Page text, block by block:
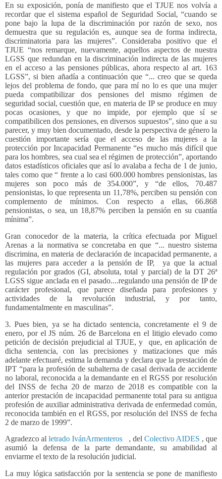
En su exposición, ponía de manifiesto que el TJUE nos volvía a
recordar que el sistema español de Seguridad Social, “cuando se
pone bajo la lupa de la discriminación por razón de sexo, nos
demuestra que su regulación es, aunque sea de forma indirecta,
discriminatoria para las mujeres”. Consideraba positivo que el
TJUE “nos remarque, nuevamente, aquellos aspectos de nuestra
LGSS que redundan en la discriminación indirecta de las mujeres
en el acceso a las pensiones públicas, ahora respecto al art. 163
LGSS”, si bien añadía a continuación que “... creo que se queda
lejos del problema de fondo, que para mí no lo es que una mujer
pueda compatibilizar dos pensiones del mismo régimen de
seguridad social, cuestión que, en materia de IP se produce en muy
pocas ocasiones, y que no impide, por ejemplo que sí se
compatibilicen dos pensiones, en diversos supuestos”, sino que a su
parecer, y muy bien documentado, desde la perspectiva de género la
cuestión importante sería que el acceso de las mujeres a la
protección por Incapacidad Permanente “es mucho más difícil que
para los hombres, sea cual sea el régimen de protección”, aportando
datos estadísticos oficiales que así lo avalaba a fecha de 1 de junio,
tales como que “ frente a lo casi 600.000 hombres pensionistas, las
mujeres son poco más de 354.000”, y “de ellos, 70.487
pensionistas, lo que representa un 11,78%, perciben su pensión con
complemento de mínimos. Con respecto a ellas, 66.868
pensionistas, o sea, un 18,87% perciben la pensión en su cuantía
mínima”.
Gran conocedor de la materia, la crítica efectuada por Miguel
Arenas a la normativa se concretaba en que “... nuestro sistema
discrimina, en materia de declaración de incapacidad permanente, a
las mujeres para acceder a la pensión de IP, ya que la actual
regulación por grados (GI, absoluta, total y parcial) de la DT 26ª
LGSS sigue anclada en el pasado....regulando una pensión de IP de
carácter profesional, que parece diseñada para profesiones y
actividades de la revolución industrial, y por tanto,
fundamentalmente en masculinas”.
3. Pues bien, ya se ha dictado sentencia, concretamente el 9 de
enero, por el JS núm. 26 de Barcelona en el litigio elevado como
petición de decisión prejudicial al TJUE, y
que, en aplicación de
dicha sentencia, con las precisiones y matizaciones que más
adelante efectuaré, estima la demanda y declara que la prestación de
IPT “para la profesión de subalterna de casal derivada de accidente
no laboral, reconocida a la demandante en el RGSS por resolución
del INSS de fecha 20 de marzo de 2018 es compatible con la
anterior prestación de incapacidad permanente total para su antigua
profesión de auxiliar administrativa derivada de enfermedad común,
reconocida también en el RGSS, por resolución del INSS de fecha
2 de marzo de 1999”.
Agradezco alletrado IvánArmenteros , del Colectivo AIDES , que
asumió la defensa de la parte demandante, su amabilidad al
enviarme el texto de la resolución judicial.
La muy lógica satisfacción por la sentencia se pone de manifiesto